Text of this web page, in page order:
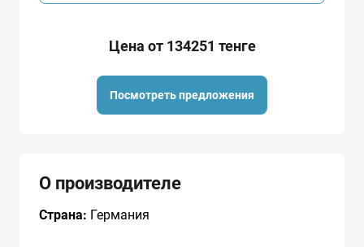
Цена от 134251 тенге
Посмотреть предложения
О производителе
Страна: Германия